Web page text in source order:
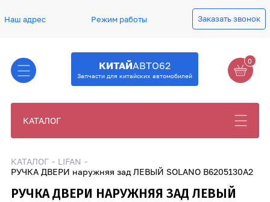
Наш адрес Режим работы Заказать звонок
КИТАЙАВТО62
Запчасти для китайских автомобилей
0
КАТАЛОГ
КАТАЛОГ
LIFAN
РУЧКА ДВЕРИ наружняя зад ЛЕВЫЙ SOLANO B6205130A2
РУЧКА ДВЕРИ НАРУЖНЯЯ ЗАД ЛЕВЫЙ